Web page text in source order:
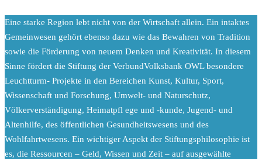
Eine starke Region lebt nicht von der Wirtschaft allein. Ein intaktes
Gemeinwesen gehört ebenso dazu wie das Bewahren von Tradition
sowie die Förderung von neuem Denken und Kreativität. In diesem
Sinne fördert die Stiftung der VerbundVolksbank OWL besondere
Leuchtturm- Projekte in den Bereichen Kunst, Kultur, Sport,
Wissenschaft und Forschung, Umwelt- und Naturschutz,
Völkerverständigung, Heimatpfl ege und -kunde, Jugend- und
Altenhilfe, des öffentlichen Gesundheitswesens und des
Wohlfahrtwesens. Ein wichtiger Aspekt der Stiftungsphilosophie ist
es, die Ressourcen – Geld, Wissen und Zeit – auf ausgewählte